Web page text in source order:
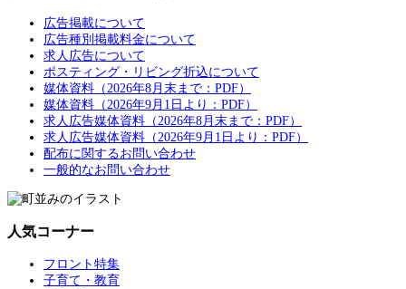
広告掲載について
広告種別掲載料金について
求人広告について
ポスティング・リビング折込について
媒体資料（2026年8月末まで：PDF）
媒体資料（2026年9月1日より：PDF）
求人広告媒体資料（2026年8月末まで：PDF）
求人広告媒体資料（2026年9月1日より：PDF）
配布に関するお問い合わせ
一般的なお問い合わせ
人気コーナー
フロント特集
子育て・教育